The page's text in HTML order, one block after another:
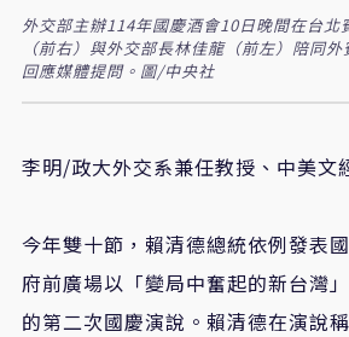
外交部主辦114年國慶酒會10日晚間在台北
（前右）與外交部長林佳龍（前左）陪同
回應媒體提問。圖/中央社
李明/政大外交系兼任教授、中美文
今年雙十節，賴清德總統依例發表
府前廣場以「變局中奮起的新台灣
的第二次國慶演說。賴清德在演說